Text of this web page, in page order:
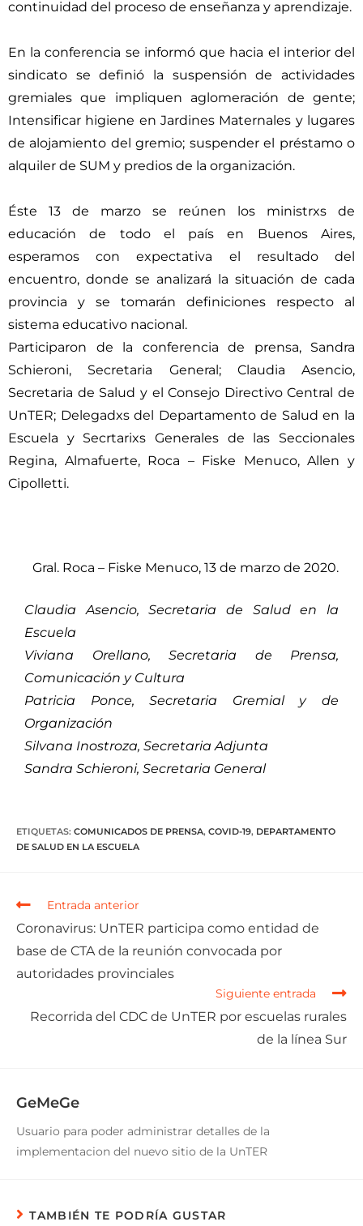
continuidad del proceso de enseñanza y aprendizaje.
En la conferencia se informó que hacia el interior del
sindicato se definió la suspensión de actividades
gremiales que impliquen aglomeración de gente;
Intensificar higiene en Jardines Maternales y lugares
de alojamiento del gremio; suspender el préstamo o
alquiler de SUM y predios de la organización.
Éste 13 de marzo se reúnen los ministrxs de
educación de todo el país en Buenos Aires,
esperamos con expectativa el resultado del
encuentro, donde se analizará la situación de cada
provincia y se tomarán definiciones respecto al
sistema educativo nacional.
Participaron de la conferencia de prensa, Sandra
Schieroni, Secretaria General; Claudia Asencio,
Secretaria de Salud y el Consejo Directivo Central de
UnTER; Delegadxs del Departamento de Salud en la
Escuela y Secrtarixs Generales de las Seccionales
Regina, Almafuerte, Roca – Fiske Menuco, Allen y
Cipolletti.
Gral. Roca – Fiske Menuco, 13 de marzo de 2020.
Claudia Asencio, Secretaria de Salud en la
Escuela
Viviana Orellano, Secretaria de Prensa,
Comunicación y Cultura
Patricia Ponce, Secretaria Gremial y de
Organización
Silvana Inostroza, Secretaria Adjunta
Sandra Schieroni, Secretaria General
ETIQUETAS: COMUNICADOS DE PRENSA, COVID-19, DEPARTAMENTO
DE SALUD EN LA ESCUELA
Entrada anterior
Coronavirus: UnTER participa como entidad de
base de CTA de la reunión convocada por
autoridades provinciales
Siguiente entrada
Recorrida del CDC de UnTER por escuelas rurales
de la línea Sur
GeMeGe
Usuario para poder administrar detalles de la
implementacion del nuevo sitio de la UnTER
TAMBIÉN TE PODRÍA GUSTAR